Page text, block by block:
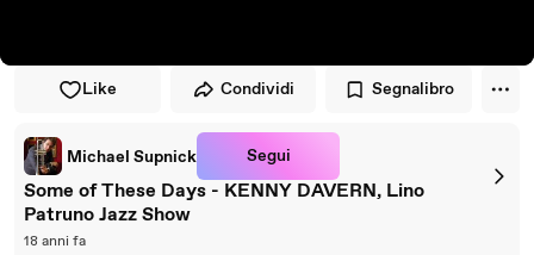
Like Condividi Segnalibro
Michael Supnick Segui
Some of These Days - KENNY DAVERN, Lino
Patruno Jazz Show
18 anni fa